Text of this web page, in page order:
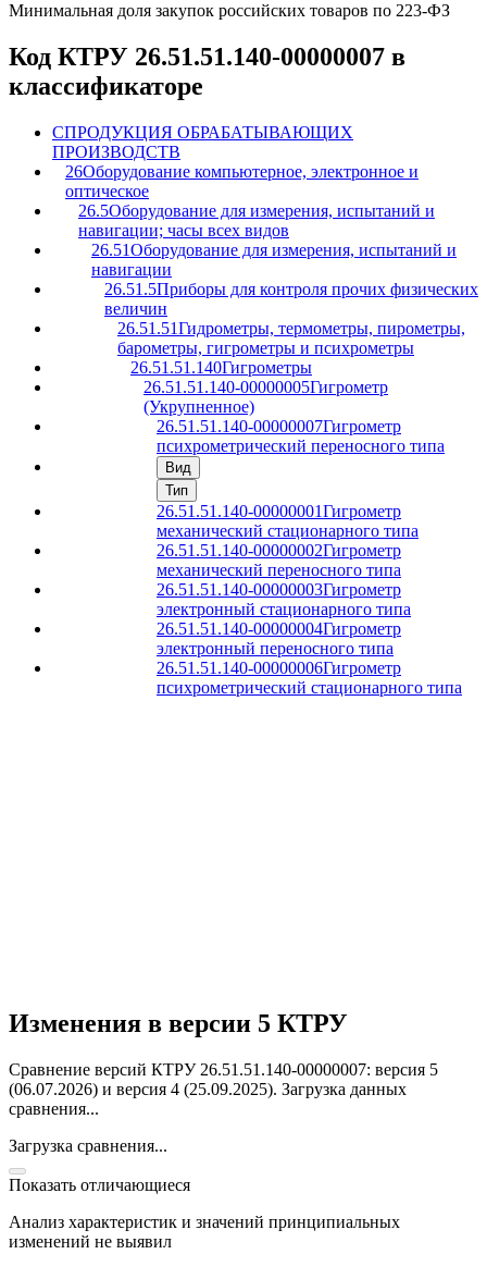
Минимальная доля закупок российских товаров по 223-ФЗ
Код КТРУ 26.51.51.140-00000007 в
классификаторе
CПРОДУКЦИЯ ОБРАБАТЫВАЮЩИХ
ПРОИЗВОДСТВ
26Оборудование компьютерное, электронное и
оптическое
26.5Оборудование для измерения, испытаний и
навигации; часы всех видов
26.51Оборудование для измерения, испытаний и
навигации
26.51.5Приборы для контроля прочих физических
величин
26.51.51Гидрометры, термометры, пирометры,
барометры, гигрометры и психрометры
26.51.51.140Гигрометры
26.51.51.140-00000005Гигрометр
(Укрупненное)
26.51.51.140-00000007Гигрометр
психрометрический переносного типа
Вид
Тип
26.51.51.140-00000001Гигрометр
механический стационарного типа
26.51.51.140-00000002Гигрометр
механический переносного типа
26.51.51.140-00000003Гигрометр
электронный стационарного типа
26.51.51.140-00000004Гигрометр
электронный переносного типа
26.51.51.140-00000006Гигрометр
психрометрический стационарного типа
Изменения в версии 5 КТРУ
Сравнение версий КТРУ 26.51.51.140-00000007: версия 5
(06.07.2026) и версия 4 (25.09.2025). Загрузка данных
сравнения...
Загрузка сравнения...
Показать отличающиеся
Анализ характеристик и значений принципиальных
изменений не выявил